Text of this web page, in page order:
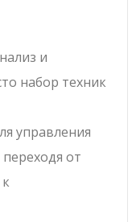
и
набор техник
управления
от